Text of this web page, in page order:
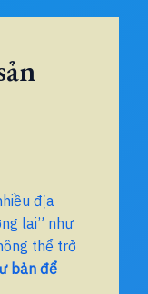
địa
lai” như
thể trở
bản để